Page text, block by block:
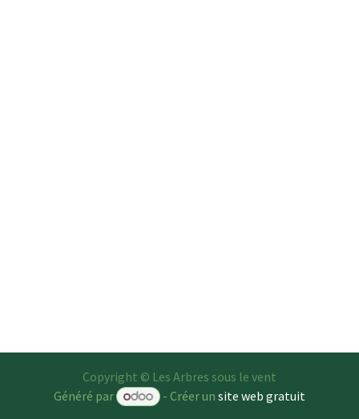
Copyright © Les Arbres sous le vent
Généré par
- Créer un site web gratuit